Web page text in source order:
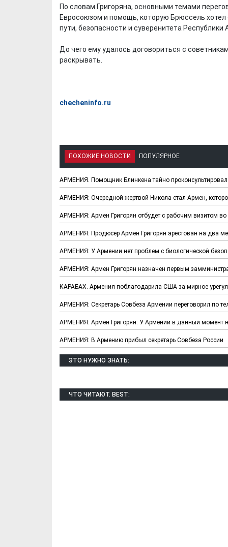
По словам Григоряна, основными темами
Евросоюзом и помощь, которую Брюссель хотел
пути, безопасности и суверенитета Республики
До чего ему удалось договориться с
раскрывать.
checheninfo.ru
ПОХОЖИЕ НОВОСТИ ПОПУЛЯРНОЕ
АРМЕНИЯ. Помощник Блинкена тайно
АРМЕНИЯ: Очередной жертвой Никола стал Армен,
АРМЕНИЯ: Армен Григорян отбудет с рабочим визитом
АРМЕНИЯ: Продюсер Армен Григорян арестован на два
АРМЕНИЯ: У Армении нет проблем с биологической
АРМЕНИЯ: Армен Григорян назначен первым
КАРАБАХ. Армения поблагодарила США за мирное
АРМЕНИЯ: Секретарь Совбеза Армении переговорил по
АРМЕНИЯ: Армен Григорян: У Армении в данный момент
АРМЕНИЯ: В Армению прибыл секретарь Совбеза России
ЭТО НУЖНО ЗНАТЬ:
ЧТО ЧИТАЮТ. BEST:
Х. Гапураев. Капкан
для Зелимхана (Отр.
из романа «1овда»)
ЧЕЧНЯ. А.